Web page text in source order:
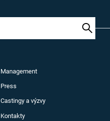
Management
Press
Castingy a výzvy
Kontakty